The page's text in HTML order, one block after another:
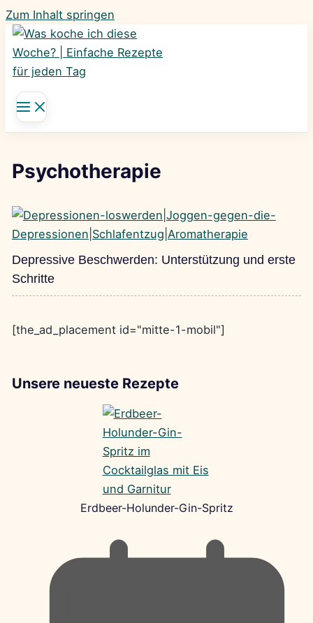
Zum Inhalt springen
Psychotherapie
Depressive Beschwerden: Unterstützung und erste
Schritte
[the_ad_placement id="mitte-1-mobil"]
Unsere neueste Rezepte
Erdbeer-Holunder-Gin-Spritz